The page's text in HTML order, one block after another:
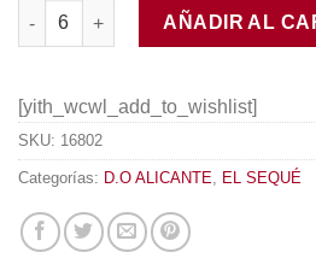
El Sequé 2017 cantidad
AÑADIR AL
[yith_wcwl_add_to_wishlist]
SKU: 16802
Categorías: D.O ALICANTE, EL SEQUÉ